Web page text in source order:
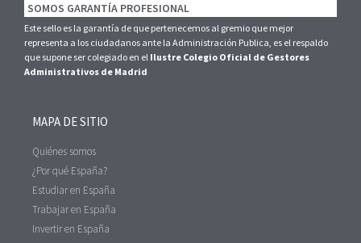
SOMOS GARANTÍA PROFESIONAL
Este sello es la garantía de que pertenecemos al gremio que mejor
representa a los ciudadanos ante la Administración Publica, es el respaldo
que supone ser colegiado en el Ilustre Colegio Oficial de Gestores
Administrativos de Madrid
MAPA DE SITIO
Quiénes somos
¿Por qué España?
Estudiar en España
Trabajar en España
Invertir en España